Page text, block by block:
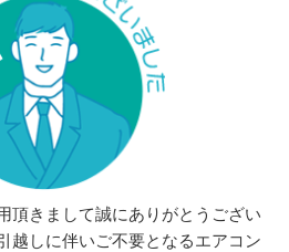
頂きまして誠にありがとうござい
越しに伴いご不要となるエアコン